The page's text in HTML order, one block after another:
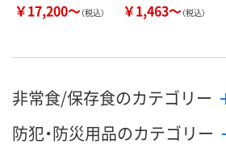
￥17,200～（税込） ￥1,463～（税込）
非常食/保存食のカテゴリー
防犯・防災用品のカテゴリー